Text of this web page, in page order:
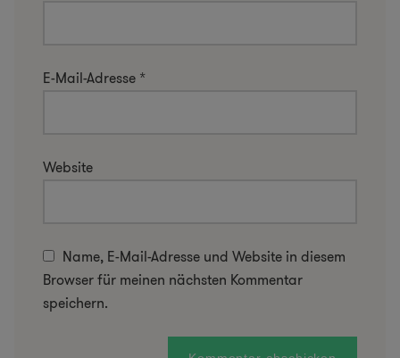
E-Mail-Adresse *
Website
Name, E-Mail-Adresse und Website in diesem
Browser für meinen nächsten Kommentar
speichern.